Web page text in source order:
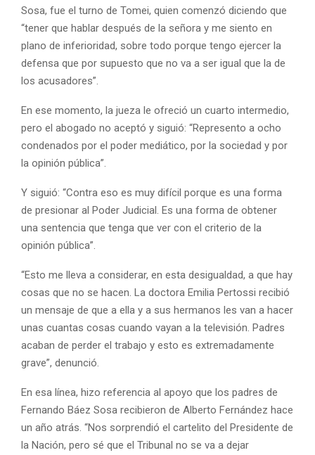
Sosa, fue el turno de Tomei, quien comenzó diciendo que
“tener que hablar después de la señora y me siento en
plano de inferioridad, sobre todo porque tengo ejercer la
defensa que por supuesto que no va a ser igual que la de
los acusadores”.
En ese momento, la jueza le ofreció un cuarto intermedio,
pero el abogado no aceptó y siguió: “Represento a ocho
condenados por el poder mediático, por la sociedad y por
la opinión pública”.
Y siguió: “Contra eso es muy difícil porque es una forma
de presionar al Poder Judicial. Es una forma de obtener
una sentencia que tenga que ver con el criterio de la
opinión pública”.
“Esto me lleva a considerar, en esta desigualdad, a que hay
cosas que no se hacen. La doctora Emilia Pertossi recibió
un mensaje de que a ella y a sus hermanos les van a hacer
unas cuantas cosas cuando vayan a la televisión. Padres
acaban de perder el trabajo y esto es extremadamente
grave”, denunció.
En esa línea, hizo referencia al apoyo que los padres de
Fernando Báez Sosa recibieron de Alberto Fernández hace
un año atrás. “Nos sorprendió el cartelito del Presidente de
la Nación, pero sé que el Tribunal no se va a dejar